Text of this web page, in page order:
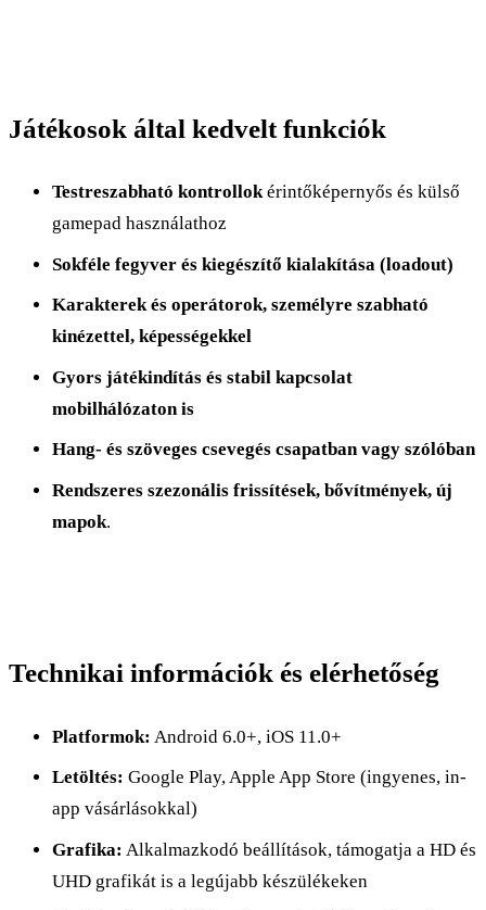
Játékosok által kedvelt funkciók
Testreszabható kontrollokérintőképernyős és külső
gamepad használathoz
Sokféle fegyver és kiegészítő kialakítása (loadout)
Karakterek és operátorok, személyre szabható
kinézettel, képességekkel
Gyors játékindítás és stabil kapcsolat
mobilhálózaton is
Hang- és szöveges csevegés csapatban vagy szólóban
Rendszeres szezonális frissítések, bővítmények, új
mapok.​
Technikai információk és elérhetőség
Platformok: Android 6.0+, iOS 11.0+
Letöltés: Google Play, Apple App Store (ingyenes, in-
app vásárlásokkal)
Grafika: Alkalmazkodó beállítások, támogatja a HD és
UHD grafikát is a legújabb készülékeken